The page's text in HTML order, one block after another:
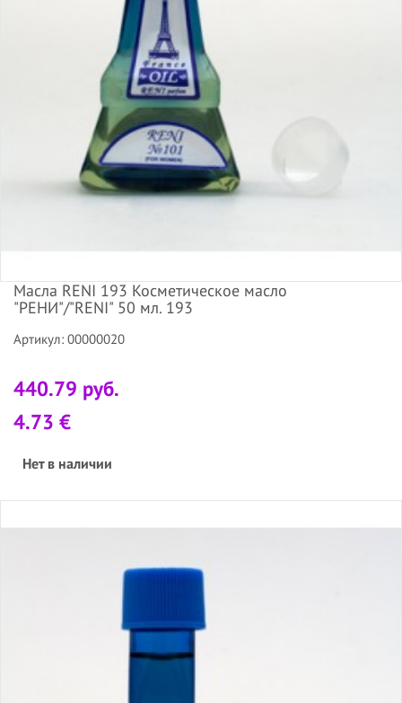
Масла RENI 193 Косметическое масло
"РЕНИ"/"RENI" 50 мл. 193
Артикул: 00000020
440.79 руб.
4.73 €
Нет в наличии